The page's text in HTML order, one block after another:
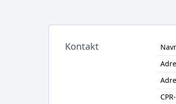
Kontakt